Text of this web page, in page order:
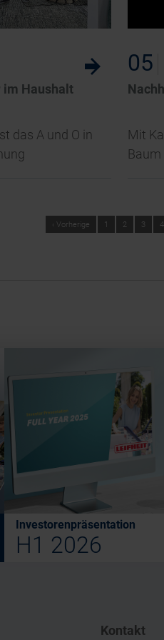
w
im Haushalt
das A und O in
05
Mit
‹ Vorherige 1 2 3 4
Investorenpräsentation
H1 2026
Kontakt